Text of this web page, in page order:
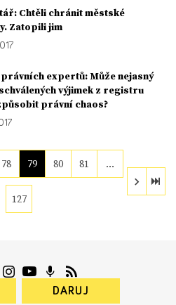
Chtěli chránit městské
Zatopili jim
expertů: Může nejasný
výjimek z registru
právní chaos?
78 79 80 81 …
127
DARUJ